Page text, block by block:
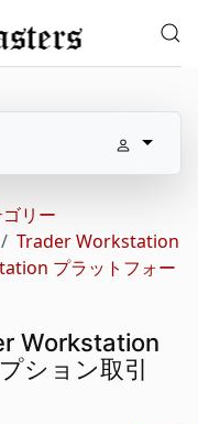
リー
Trader Workstation
プラットフォー
Workstation
ション取引